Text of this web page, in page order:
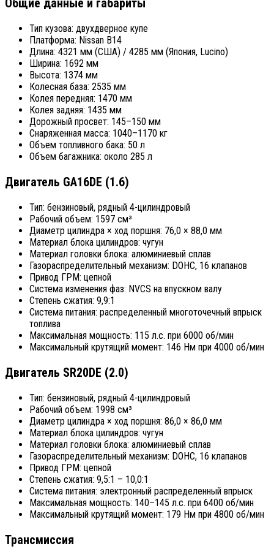
Общие данные и габариты
Тип кузова: двухдверное купе
Платформа: Nissan B14
Длина: 4321 мм (США) / 4285 мм (Япония, Lucino)
Ширина: 1692 мм
Высота: 1374 мм
Колесная база: 2535 мм
Колея передняя: 1470 мм
Колея задняя: 1435 мм
Дорожный просвет: 145–150 мм
Снаряженная масса: 1040–1170 кг
Объем топливного бака: 50 л
Объем багажника: около 285 л
Двигатель GA16DE (1.6)
Тип: бензиновый, рядный 4-цилиндровый
Рабочий объем: 1597 см³
Диаметр цилиндра × ход поршня: 76,0 × 88,0 мм
Материал блока цилиндров: чугун
Материал головки блока: алюминиевый сплав
Газораспределительный механизм: DOHC, 16 клапанов
Привод ГРМ: цепной
Система изменения фаз: NVCS на впускном валу
Степень сжатия: 9,9:1
Система питания: распределенный многоточечный впрыск
топлива
Максимальная мощность: 115 л.с. при 6000 об/мин
Максимальный крутящий момент: 146 Нм при 4000 об/мин
Двигатель SR20DE (2.0)
Тип: бензиновый, рядный 4-цилиндровый
Рабочий объем: 1998 см³
Диаметр цилиндра × ход поршня: 86,0 × 86,0 мм
Материал блока цилиндров: чугун
Материал головки блока: алюминиевый сплав
Газораспределительный механизм: DOHC, 16 клапанов
Привод ГРМ: цепной
Степень сжатия: 9,5:1 – 10,0:1
Система питания: электронный распределенный впрыск
Максимальная мощность: 140–145 л.с. при 6400 об/мин
Максимальный крутящий момент: 179 Нм при 4800 об/мин
Трансмиссия